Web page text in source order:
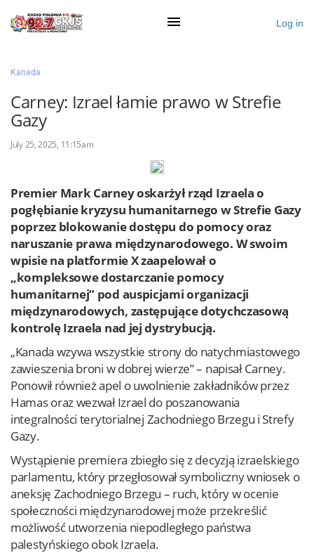
Ogłoś się
Działy
Zaloguj przez Clascal
Log in
Kanada
Carney: Izrael łamie prawo w Strefie
Gazy
July 25, 2025, 11:15am
Premier Mark Carney oskarżył rząd Izraela o
pogłębianie kryzysu humanitarnego w Strefie Gazy
poprzez blokowanie dostępu do pomocy oraz
naruszanie prawa międzynarodowego. W swoim
wpisie na platformie X zaapelował o
„kompleksowe dostarczanie pomocy
humanitarnej” pod auspicjami organizacji
międzynarodowych, zastępujące dotychczasową
kontrolę Izraela nad jej dystrybucją.
„Kanada wzywa wszystkie strony do natychmiastowego
zawieszenia broni w dobrej wierze” – napisał Carney.
Ponowił również apel o uwolnienie zakładników przez
Hamas oraz wezwał Izrael do poszanowania
integralności terytorialnej Zachodniego Brzegu i Strefy
Gazy.
Wystąpienie premiera zbiegło się z decyzją izraelskiego
parlamentu, który przegłosował symboliczny wniosek o
aneksję Zachodniego Brzegu – ruch, który w ocenie
społeczności międzynarodowej może przekreślić
możliwość utworzenia niepodległego państwa
palestyńskiego obok Izraela.